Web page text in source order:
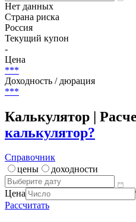
Нет данных
Страна риска
Россия
Текущий купон
-
Цена
***
Доходность / дюрация
***
Калькулятор |
калькулятор?
Справочник
цены
доходности
Цена
Рассчитать